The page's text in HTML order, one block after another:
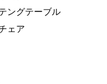
ングテーブル
ェア